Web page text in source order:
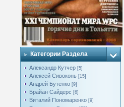
Категории Раздела
Александр Кутчер [5]
Алексей Сивоконь [15]
Андрей Бутенко [9]
Брайан Сайдерс [6]
Виталий Пономаренко [9]